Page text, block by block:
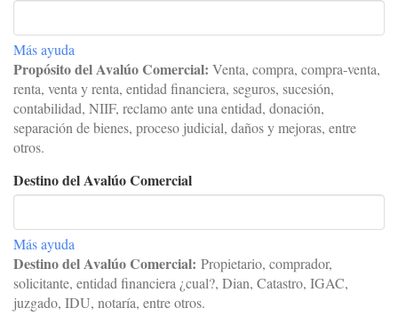
Más ayuda
Propósito del Avalúo Comercial: Venta, compra, compra-venta,
renta, venta y renta, entidad financiera, seguros, sucesión,
contabilidad, NIIF, reclamo ante una entidad, donación,
separación de bienes, proceso judicial, daños y mejoras, entre
otros.
Destino del Avalúo Comercial
Más ayuda
Destino del Avalúo Comercial: Propietario, comprador,
solicitante, entidad financiera ¿cual?, Dian, Catastro, IGAC,
juzgado, IDU, notaría, entre otros.